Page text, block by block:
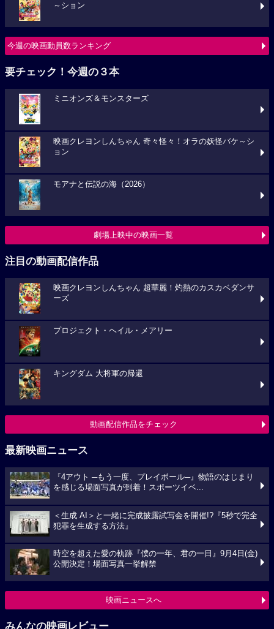
～ション
今週の映画動員数ランキング
要チェック！今週の３本
ミニオンズ＆モンスターズ
映画クレヨンしんちゃん 奇々怪々！オラの妖怪バケ～シ
ョン
モアナと伝説の海（2026）
劇場上映中の映画一覧
注目の動画配信作品
映画クレヨンしんちゃん 超華麗！灼熱のカスカベダンサ
ーズ
プロジェクト・ヘイル・メアリー
キングダム 大将軍の帰還
動画配信作品をチェック
最新映画ニュース
『4アウト ─もう一度、プレイボール─』物語のはじまり
を感じる場面写真が到着！スポーツイベ...
＜生成 AI＞と一緒に完成披露試写会を開催!?『5秒で完全
犯罪を生成する方法』
時空を超えた愛の軌跡『僕の一年、君の一日』9月4日(金)
公開決定！場面写真一挙解禁
映画ニュースへ
みんなの映画レビュー